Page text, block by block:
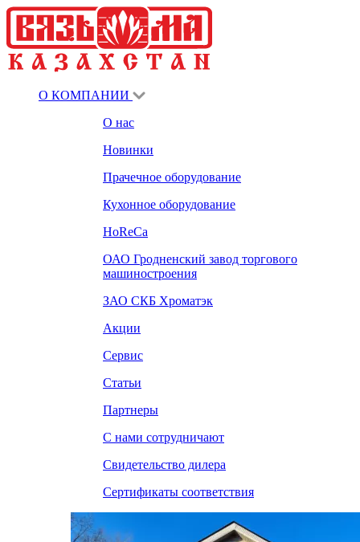
О КОМПАНИИ
О нас
Новинки
Прачечное оборудование
Кухонное оборудование
HoReCa
ОАО Гродненский завод торгового
машиностроения
ЗАО СКБ Хроматэк
Акции
Сервис
Статьи
Партнеры
С нами сотрудничают
Свидетельство дилера
Сертификаты соответствия